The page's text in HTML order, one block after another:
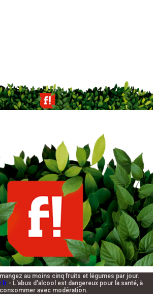
au moins cinq fruits et légumes par jour.
- L'abus d'alcool est dangereux pour la santé, à
consommer avec modération.